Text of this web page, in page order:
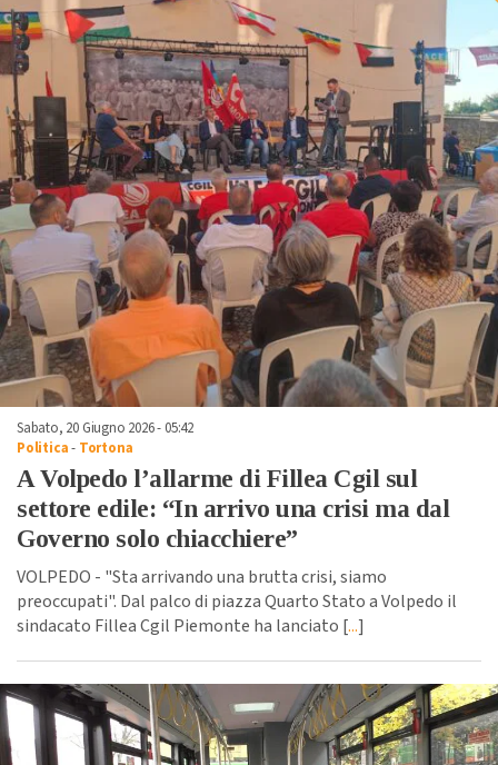
Sabato, 20 Giugno 2026 - 05:42
Politica- Tortona
A Volpedo l’allarme di Fillea Cgil sul
settore edile: “In arrivo una crisi ma dal
Governo solo chiacchiere”
VOLPEDO - "Sta arrivando una brutta crisi, siamo
preoccupati". Dal palco di piazza Quarto Stato a Volpedo il
sindacato Fillea Cgil Piemonte ha lanciato [...]